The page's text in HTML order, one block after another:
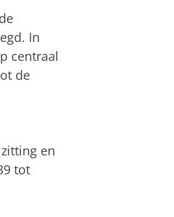
In
centraal
de
en
tot